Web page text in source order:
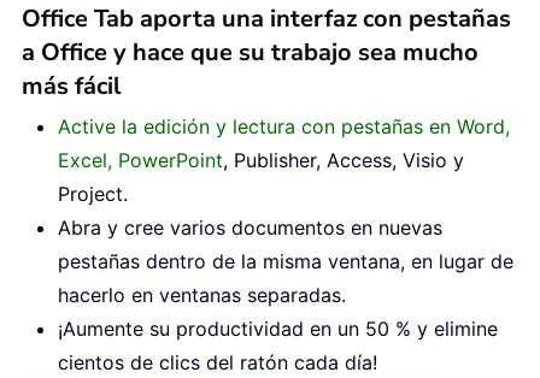
Office Tab aporta una interfaz con pestañas
a Office y hace que su trabajo sea mucho
más fácil
Active la edición y lectura con pestañas en Word,
Excel, PowerPoint, Publisher, Access, Visio y
Project.
Abra y cree varios documentos en nuevas
pestañas dentro de la misma ventana, en lugar de
hacerlo en ventanas separadas.
¡Aumente su productividad en un 50 % y elimine
cientos de clics del ratón cada día!